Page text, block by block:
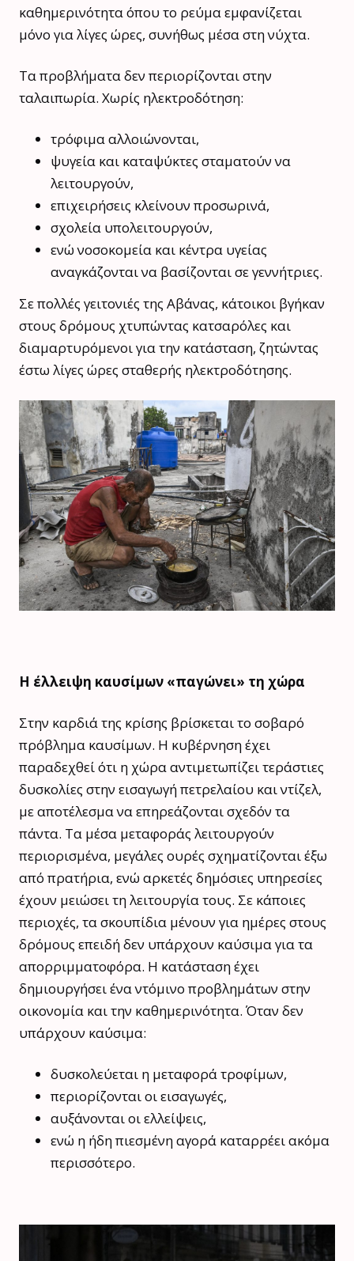
καθημερινότητα όπου το ρεύμα εμφανίζεται
μόνο για λίγες ώρες, συνήθως μέσα στη νύχτα.
Τα προβλήματα δεν περιορίζονται στην
ταλαιπωρία. Χωρίς ηλεκτροδότηση:
τρόφιμα αλλοιώνονται,
ψυγεία και καταψύκτες σταματούν να
λειτουργούν,
επιχειρήσεις κλείνουν προσωρινά,
σχολεία υπολειτουργούν,
ενώ νοσοκομεία και κέντρα υγείας
αναγκάζονται να βασίζονται σε γεννήτριες.
Σε πολλές γειτονιές της Αβάνας, κάτοικοι βγήκαν
στους δρόμους χτυπώντας κατσαρόλες και
διαμαρτυρόμενοι για την κατάσταση, ζητώντας
έστω λίγες ώρες σταθερής ηλεκτροδότησης.
Η έλλειψη καυσίμων «παγώνει» τη χώρα
Στην καρδιά της κρίσης βρίσκεται το σοβαρό
πρόβλημα καυσίμων. Η κυβέρνηση έχει
παραδεχθεί ότι η χώρα αντιμετωπίζει τεράστιες
δυσκολίες στην εισαγωγή πετρελαίου και ντίζελ,
με αποτέλεσμα να επηρεάζονται σχεδόν τα
πάντα. Τα μέσα μεταφοράς λειτουργούν
περιορισμένα, μεγάλες ουρές σχηματίζονται έξω
από πρατήρια, ενώ αρκετές δημόσιες υπηρεσίες
έχουν μειώσει τη λειτουργία τους. Σε κάποιες
περιοχές, τα σκουπίδια μένουν για ημέρες στους
δρόμους επειδή δεν υπάρχουν καύσιμα για τα
απορριμματοφόρα. Η κατάσταση έχει
δημιουργήσει ένα ντόμινο προβλημάτων στην
οικονομία και την καθημερινότητα. Όταν δεν
υπάρχουν καύσιμα:
δυσκολεύεται η μεταφορά τροφίμων,
περιορίζονται οι εισαγωγές,
αυξάνονται οι ελλείψεις,
ενώ η ήδη πιεσμένη αγορά καταρρέει ακόμα
περισσότερο.